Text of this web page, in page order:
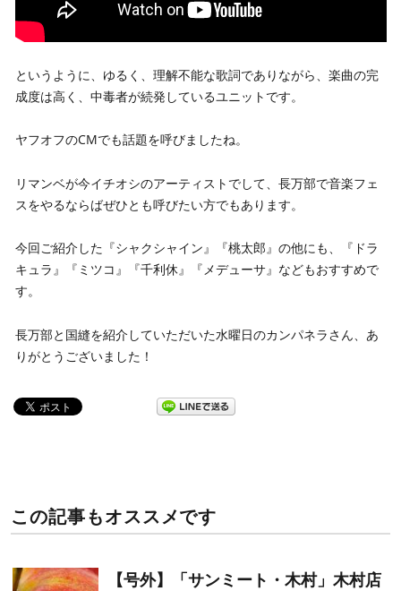
というように、ゆるく、理解不能な歌詞でありながら、楽曲の完
成度は高く、中毒者が続発しているユニットです。
ヤフオフのCMでも話題を呼びましたね。
リマンベが今イチオシのアーティストでして、長万部で音楽フェ
スをやるならばぜひとも呼びたい方でもあります。
今回ご紹介した『シャクシャイン』『桃太郎』の他にも、『ドラ
キュラ』『ミツコ』『千利休』『メデューサ』などもおすすめで
す。
長万部と国縫を紹介していただいた水曜日のカンパネラさん、あ
りがとうございました！
この記事もオススメです
【号外】「サンミート・木村」木村店